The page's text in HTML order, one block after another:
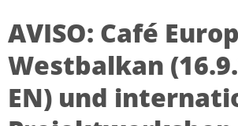
AVISO: Café
Westbalkan
EN) und